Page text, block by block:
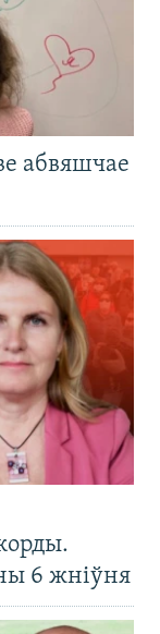
абвяшчае
6 жніўня